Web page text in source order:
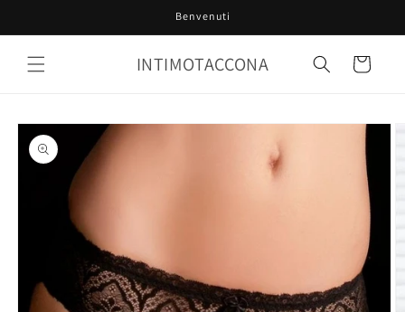
ai contenuti
Benvenuti
INTIMOTACCONA Carrello
Passa alle
informazioni
sul prodotto